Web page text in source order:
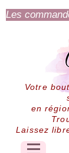
Les
Votre
en
Laissez